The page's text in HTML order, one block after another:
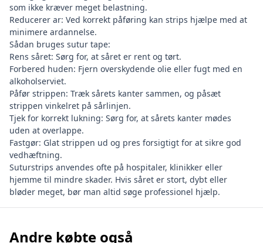
som ikke kræver meget belastning.
Reducerer ar: Ved korrekt påføring kan strips hjælpe med at
minimere ardannelse.
Sådan bruges sutur tape:
Rens såret: Sørg for, at såret er rent og tørt.
Forbered huden: Fjern overskydende olie eller fugt med en
alkoholserviet.
Påfør strippen: Træk sårets kanter sammen, og påsæt
strippen vinkelret på sårlinjen.
Tjek for korrekt lukning: Sørg for, at sårets kanter mødes
uden at overlappe.
Fastgør: Glat strippen ud og pres forsigtigt for at sikre god
vedhæftning.
Suturstrips anvendes ofte på hospitaler, klinikker eller
hjemme til mindre skader. Hvis såret er stort, dybt eller
bløder meget, bør man altid søge professionel hjælp.
Andre købte også